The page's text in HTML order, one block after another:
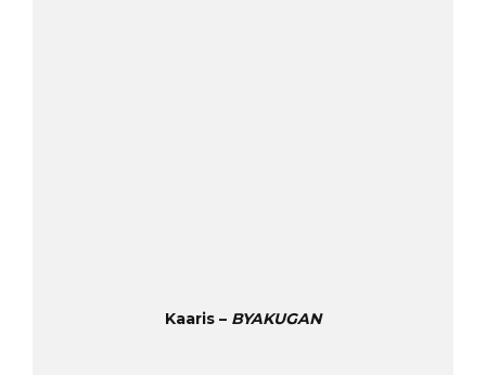
Kaaris – BYAKUGAN